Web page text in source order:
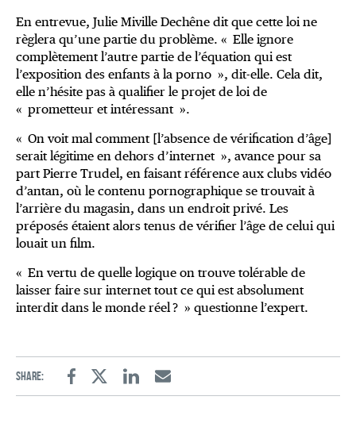
En entrevue, Julie Miville Dechêne dit que cette loi ne
règlera qu’une partie du problème. « Elle ignore
complètement l’autre partie de l’équation qui est
l’exposition des enfants à la porno », dit-elle. Cela dit,
elle n’hésite pas à qualifier le projet de loi de
« prometteur et intéressant ».
« On voit mal comment [l’absence de vérification d’âge]
serait légitime en dehors d’internet », avance pour sa
part Pierre Trudel, en faisant référence aux clubs vidéo
d’antan, où le contenu pornographique se trouvait à
l’arrière du magasin, dans un endroit privé. Les
préposés étaient alors tenus de vérifier l’âge de celui qui
louait un film.
« En vertu de quelle logique on trouve tolérable de
laisser faire sur internet tout ce qui est absolument
interdit dans le monde réel ? » questionne l’expert.
Share:
FacebookTwitterLinkedinEmail